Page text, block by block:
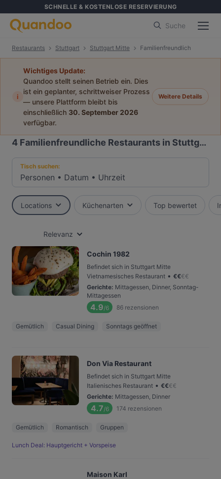
SCHNELLE & KOSTENLOSE RESERVIERUNG
Suche
Restaurants Stuttgart Stuttgart Mitte Familienfreundlich
i
Wichtiges Update:
Quandoo stellt seinen Betrieb ein. Dies
ist ein geplanter, schrittweiser Prozess
— unsere Plattform bleibt bis
einschließlich 30. September 2026
verfügbar.
Weitere Details
4 Familienfreundliche Restaurants in Stuttgart Mitte, Stuttgart
Tisch suchen:
Personen • Datum • Uhrzeit
Locations Küchenarten Top bewertet
Relevanz
Cochin 1982
Befindet sich in Stuttgart Mitte
Vietnamesisches Restaurant • €€€€
Gerichte: Mittagessen, Dinner, Sonntag-
Mittagessen
4.9/6 86 rezensionen
Gemütlich Casual Dining Sonntags geöffnet
Don Via Restaurant
Befindet sich in Stuttgart Mitte
Italienisches Restaurant • €€€€
Gerichte: Mittagessen, Dinner
4.7/6 174 rezensionen
Gemütlich Romantisch Gruppen
Lunch Deal: Hauptgericht + Vorspeise
Maison Karl